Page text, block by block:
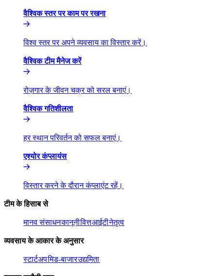
वैश्विक स्तर पर काम पर रखना​​
विश्व स्तर पर अपने व्यवसाय का विस्तार करें।​​
वैश्विक टीम मैनेज करें​​
रोज़गार के जीवन चक्र को सरल बनाएं।​​
वैश्विक गतिशीलता​​
हर स्थान परिवर्तन को सफल बनाएं।​​
एश्योर कंप्लायंस​​
विस्तार करने के दौरान कंप्लाएंट रहें।​​
टीम के हिसाब से​​
मानव संसाधन​​कानूनी​​वित्त​​आईटी​​नेतृत्व​​
व्यवसाय के आकार के अनुसार​​
स्टार्टअप​​मिड-बाजार​​उद्यमिता​​